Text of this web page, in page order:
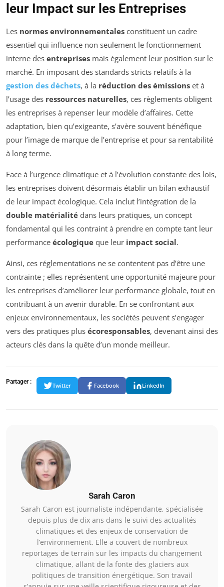
leur Impact sur les Entreprises
Les normes environnementales constituent un cadre
essentiel qui influence non seulement le fonctionnement
interne des entreprises mais également leur position sur le
marché. En imposant des standards stricts relatifs à la
gestion des déchets, à la réduction des émissions et à
l’usage des ressources naturelles, ces règlements obligent
les entreprises à repenser leur modèle d’affaires. Cette
adaptation, bien qu’exigeante, s’avère souvent bénéfique
pour l’image de marque de l’entreprise et pour sa rentabilité
à long terme.
Face à l’urgence climatique et à l’évolution constante des lois,
les entreprises doivent désormais établir un bilan exhaustif
de leur impact écologique. Cela inclut l’intégration de la
double matérialité dans leurs pratiques, un concept
fondamental qui les contraint à prendre en compte tant leur
performance écologique que leur impact social.
Ainsi, ces réglementations ne se contentent pas d’être une
contrainte ; elles représentent une opportunité majeure pour
les entreprises d’améliorer leur performance globale, tout en
contribuant à un avenir durable. En se confrontant aux
enjeux environnementaux, les sociétés peuvent s’engager
vers des pratiques plus écoresponsables, devenant ainsi des
acteurs clés dans la quête d’un monde meilleur.
Partager :
Twitter Facebook LinkedIn
Sarah Caron
Sarah Caron est journaliste indépendante, spécialisée
depuis plus de dix ans dans le suivi des actualités
climatiques et des enjeux de conservation de
l’environnement. Elle a couvert de nombreux
reportages de terrain sur les impacts du changement
climatique, allant de la fonte des glaciers aux
politiques de transition énergétique. Son travail